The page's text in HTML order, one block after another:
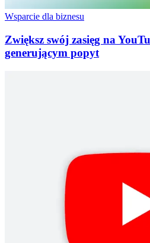
Wsparcie dla biznesu
Zwiększ swój zasięg na
generującym popyt